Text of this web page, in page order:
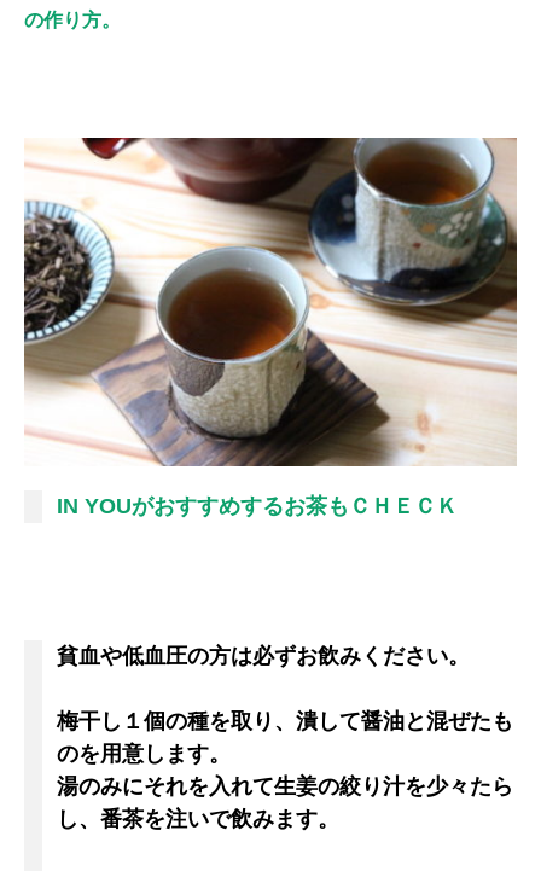
の作り方。
IN YOUがおすすめするお茶もＣＨＥＣＫ
貧血や低血圧の方は必ずお飲みください。
梅干し１個の種を取り、潰して醤油と混ぜたも
のを用意します。
湯のみにそれを入れて生姜の絞り汁を少々たら
し、番茶を注いで飲みます。